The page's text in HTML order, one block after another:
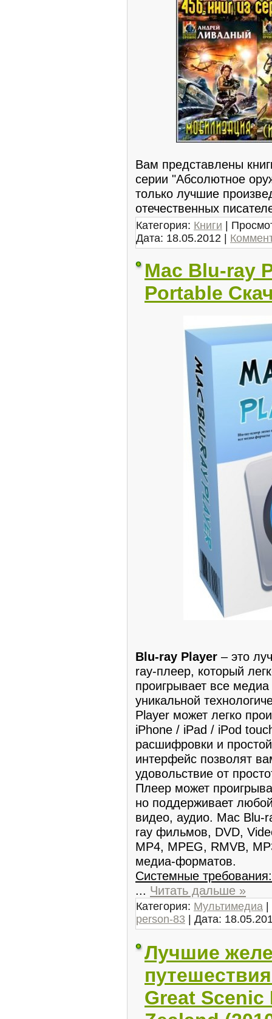
Вам представлены
серии "Абсолютное
только лучшие
отечественных
Категория: Книги |
Дата: 18.05.2012 |
Mac Blu-ray
Portable
Blu-ray Player – это
ray-плеер, который
проигрывает все
уникальной
Player может легко
iPhone / iPad / iPod
расшифровки и
интерфейс позволят
удовольствие от
Плеер может
но поддерживает
видео, аудио. Mac Blu-
ray фильмов, DVD,
MP4, MPEG, RMVB,
медиа-форматов.
Системные требования:
... Читать дальше »
Категория: Мультимедиа |
person-83 | Дата:
Лучшие
Great Scenic